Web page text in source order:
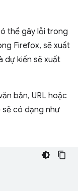
thể gây lỗi trong
Firefox, sẽ xuất
dự kiến sẽ xuất
bản, URL hoặc
sẽ có dạng như